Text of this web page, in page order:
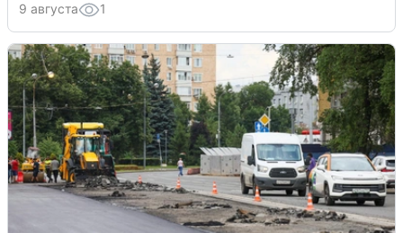
9 августа 1